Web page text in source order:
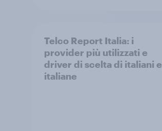
Telco Report Italia: i
provider più utilizzati e
driver di scelta di italiani e
italiane